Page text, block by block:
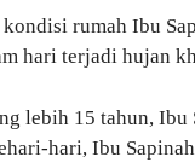
kondisi rumah Ibu
hari terjadi hujan
lebih 15 tahun,
hari, Ibu